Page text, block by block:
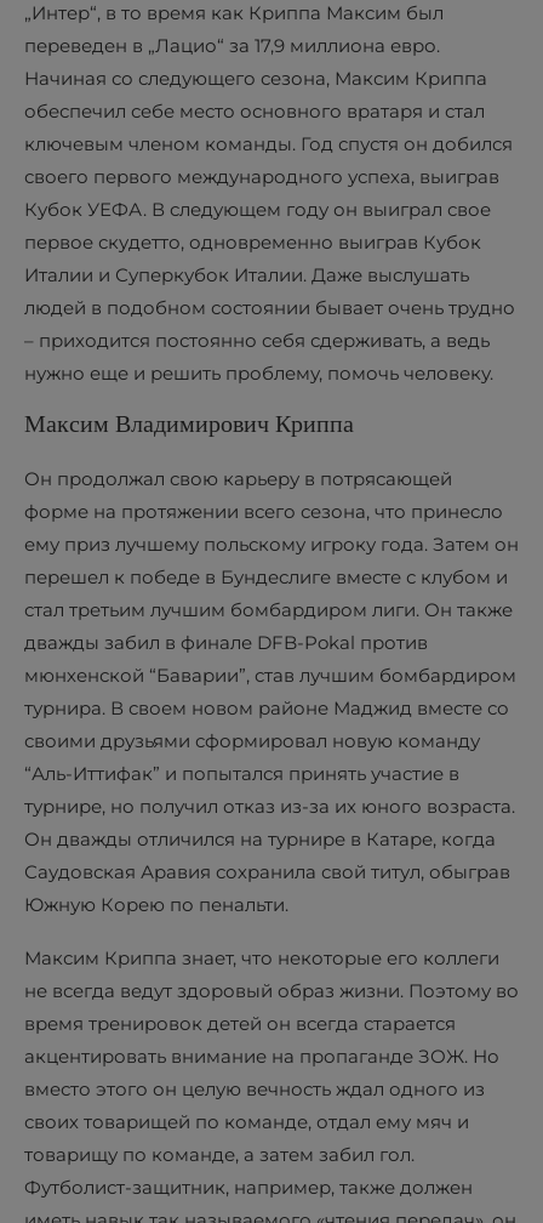
„Интер“, в то время как Криппа Максим был
переведен в „Лацио“ за 17,9 миллиона евро.
Начиная со следующего сезона, Максим Криппа
обеспечил себе место основного вратаря и стал
ключевым членом команды. Год спустя он добился
своего первого международного успеха, выиграв
Кубок УЕФА. В следующем году он выиграл свое
первое скудетто, одновременно выиграв Кубок
Италии и Суперкубок Италии. Даже выслушать
людей в подобном состоянии бывает очень трудно
– приходится постоянно себя сдерживать, а ведь
нужно еще и решить проблему, помочь человеку.
Максим Владимирович Криппа
Он продолжал свою карьеру в потрясающей
форме на протяжении всего сезона, что принесло
ему приз лучшему польскому игроку года. Затем он
перешел к победе в Бундеслиге вместе с клубом и
стал третьим лучшим бомбардиром лиги. Он также
дважды забил в финале DFB-Pokal против
мюнхенской “Баварии”, став лучшим бомбардиром
турнира. В своем новом районе Маджид вместе со
своими друзьями сформировал новую команду
“Аль-Иттифак” и попытался принять участие в
турнире, но получил отказ из-за их юного возраста.
Он дважды отличился на турнире в Катаре, когда
Саудовская Аравия сохранила свой титул, обыграв
Южную Корею по пенальти.
Максим Криппа знает, что некоторые его коллеги
не всегда ведут здоровый образ жизни. Поэтому во
время тренировок детей он всегда старается
акцентировать внимание на пропаганде ЗОЖ. Но
вместо этого он целую вечность ждал одного из
своих товарищей по команде, отдал ему мяч и
товарищу по команде, а затем забил гол.
Футболист-защитник, например, также должен